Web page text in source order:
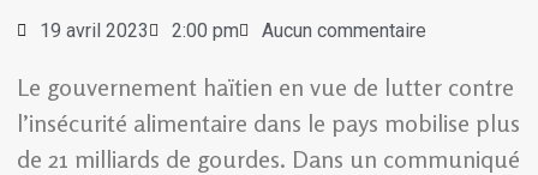
19 avril 2023 2:00 pm Aucun commentaire
Le gouvernement haïtien en vue de lutter contre
l’insécurité alimentaire dans le pays mobilise plus
de 21 milliards de gourdes. Dans un communiqué